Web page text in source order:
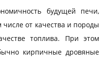
будущей печи,
числе от качества и породы
топлива. При этом
кирпичные дровяные